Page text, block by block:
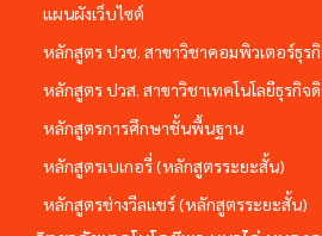
แผนผังเว็บไซต์
หลักสูตร ปวช. สาขาวิชาคอมพิวเตอร์ธุร
หลักสูตร ปวส. สาขาวิชาเทคโนโลยีธุรกิจ
หลักสูตรการศึกษาชั้นพื้นฐาน
หลักสูตรเบเกอรี่ (หลักสูตรระยะสั้น)
หลักสูตรช่างวีลแชร์ (หลักสูตรระยะสั้น)